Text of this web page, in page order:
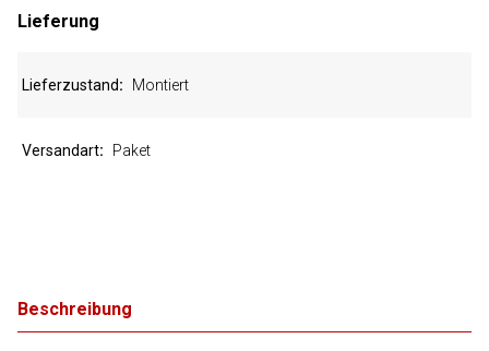
Beschreibung
Lieferung
Lieferzustand Montiert
Versandart Paket